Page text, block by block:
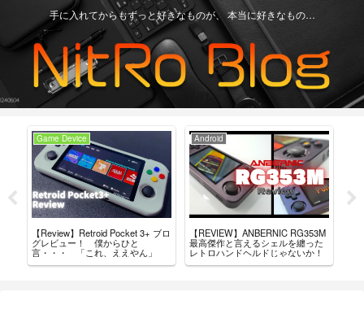
手に入れてからもずっと好きなものが、 本当に好きなもの…
Game Device
【Review】Retroid Pocket 3+ ブロ
グレビュー！ 僕からひと
言・・・ 「これ、ええやん」
Android
【REVIEW】ANBERNIC RG353M
最高傑作と言えるシェルを纏った
レトロハンドヘルドじゃないか！